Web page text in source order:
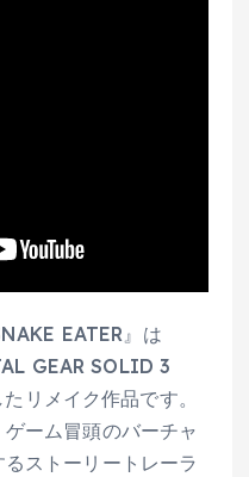
EATER』は
GEAR SOLID 3
リメイク作品です。
ーム冒頭のバーチャ
ストーリートレーラ